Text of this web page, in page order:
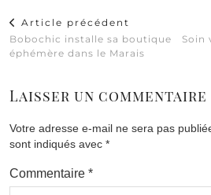
Article précédent
Bobochic installe sa boutique
éphémère dans le Marais
Soin
Laisser un commentaire
Votre adresse e-mail ne sera pas
sont indiqués avec *
Commentaire *